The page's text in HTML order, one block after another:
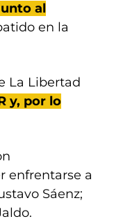
al
en la
La Libertad
y, por lo
enfrentarse a
Sáenz;